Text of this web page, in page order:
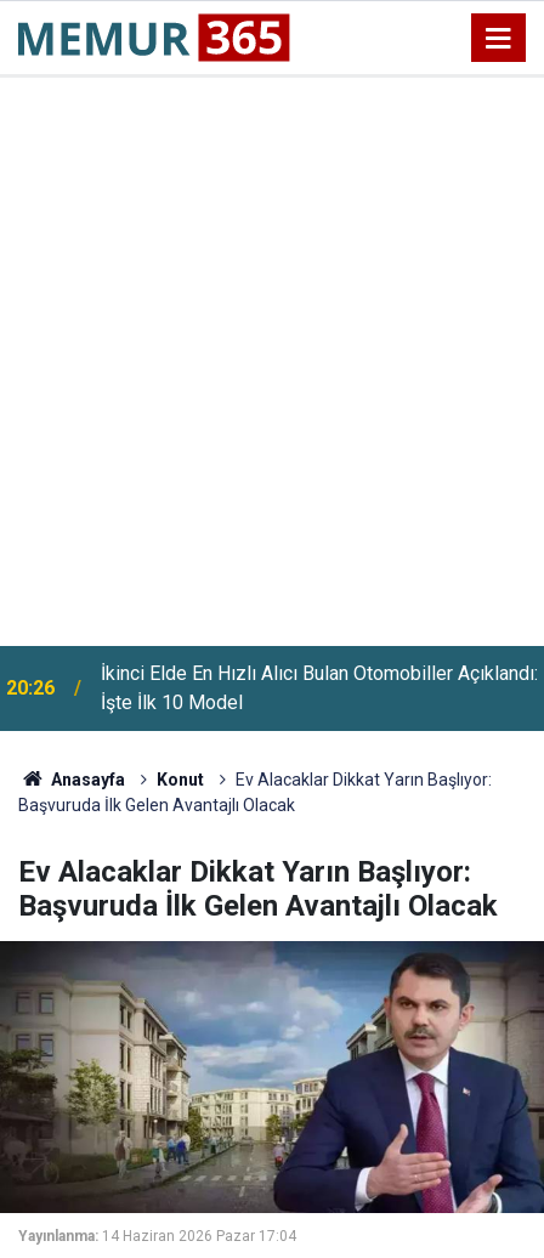
20:00
Vergi, SGK Ve MTV Borçlarına Yapılandırma Fırsatı:
Başvurularda Son Tarih Açıklandı
Anasayfa Konut
Ev Alacaklar Dikkat Yarın Başlıyor:
Başvuruda İlk Gelen Avantajlı Olacak
Ev Alacaklar Dikkat Yarın Başlıyor:
Başvuruda İlk Gelen Avantajlı Olacak
Yayınlanma: 14 Haziran 2026 Pazar 17:04